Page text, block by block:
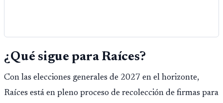
¿Qué sigue para Raíces?
Con las elecciones generales de 2027 en el horizonte,
Raíces está en pleno proceso de recolección de firmas para